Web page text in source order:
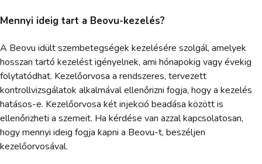
Mennyi ideig tart a Beovu-kezelés?
A Beovu idült szembetegségek kezelésére szolgál, amelyek
hosszan tartó kezelést igényelnek, ami hónapokig vagy évekig
folytatódhat. Kezelőorvosa a rendszeres, tervezett
kontrollvizsgálatok alkalmával ellenőrizni fogja, hogy a kezelés
hatásos-e. Kezelőorvosa két injekció beadása között is
ellenőrizheti a szemeit. Ha kérdése van azzal kapcsolatosan,
hogy mennyi ideig fogja kapni a Beovu-t, beszéljen
kezelőorvosával.